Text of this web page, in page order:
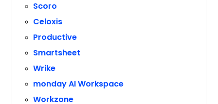
Scoro
Celoxis
Productive
Smartsheet
Wrike
monday AI Workspace
Workzone